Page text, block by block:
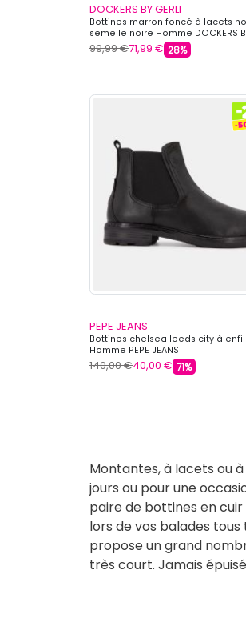
DOCKERS BY GERLI
Bottines marron foncé à lacets
semelle noire Homme DOCKERS
99,99 €71,99 € 28%
PEPE JEANS
Bottines chelsea leeds city à
Homme PEPE JEANS
140,00 €40,00 € 71%
Montantes, à lacets ou
jours ou pour une
paire de bottines en
lors de vos balades
propose un grand
très court. Jamais